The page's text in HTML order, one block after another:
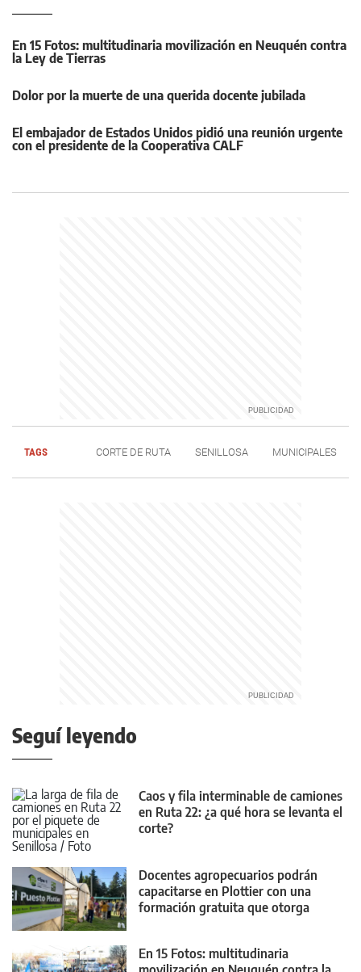
En 15 Fotos: multitudinaria movilización en Neuquén contra
la Ley de Tierras
Dolor por la muerte de una querida docente jubilada
El embajador de Estados Unidos pidió una reunión urgente
con el presidente de la Cooperativa CALF
TAGS CORTE DE RUTA SENILLOSA MUNICIPALES
Seguí leyendo
Caos y fila interminable de camiones
en Ruta 22: ¿a qué hora se levanta el
corte?
Docentes agropecuarios podrán
capacitarse en Plottier con una
formación gratuita que otorga
En 15 Fotos: multitudinaria